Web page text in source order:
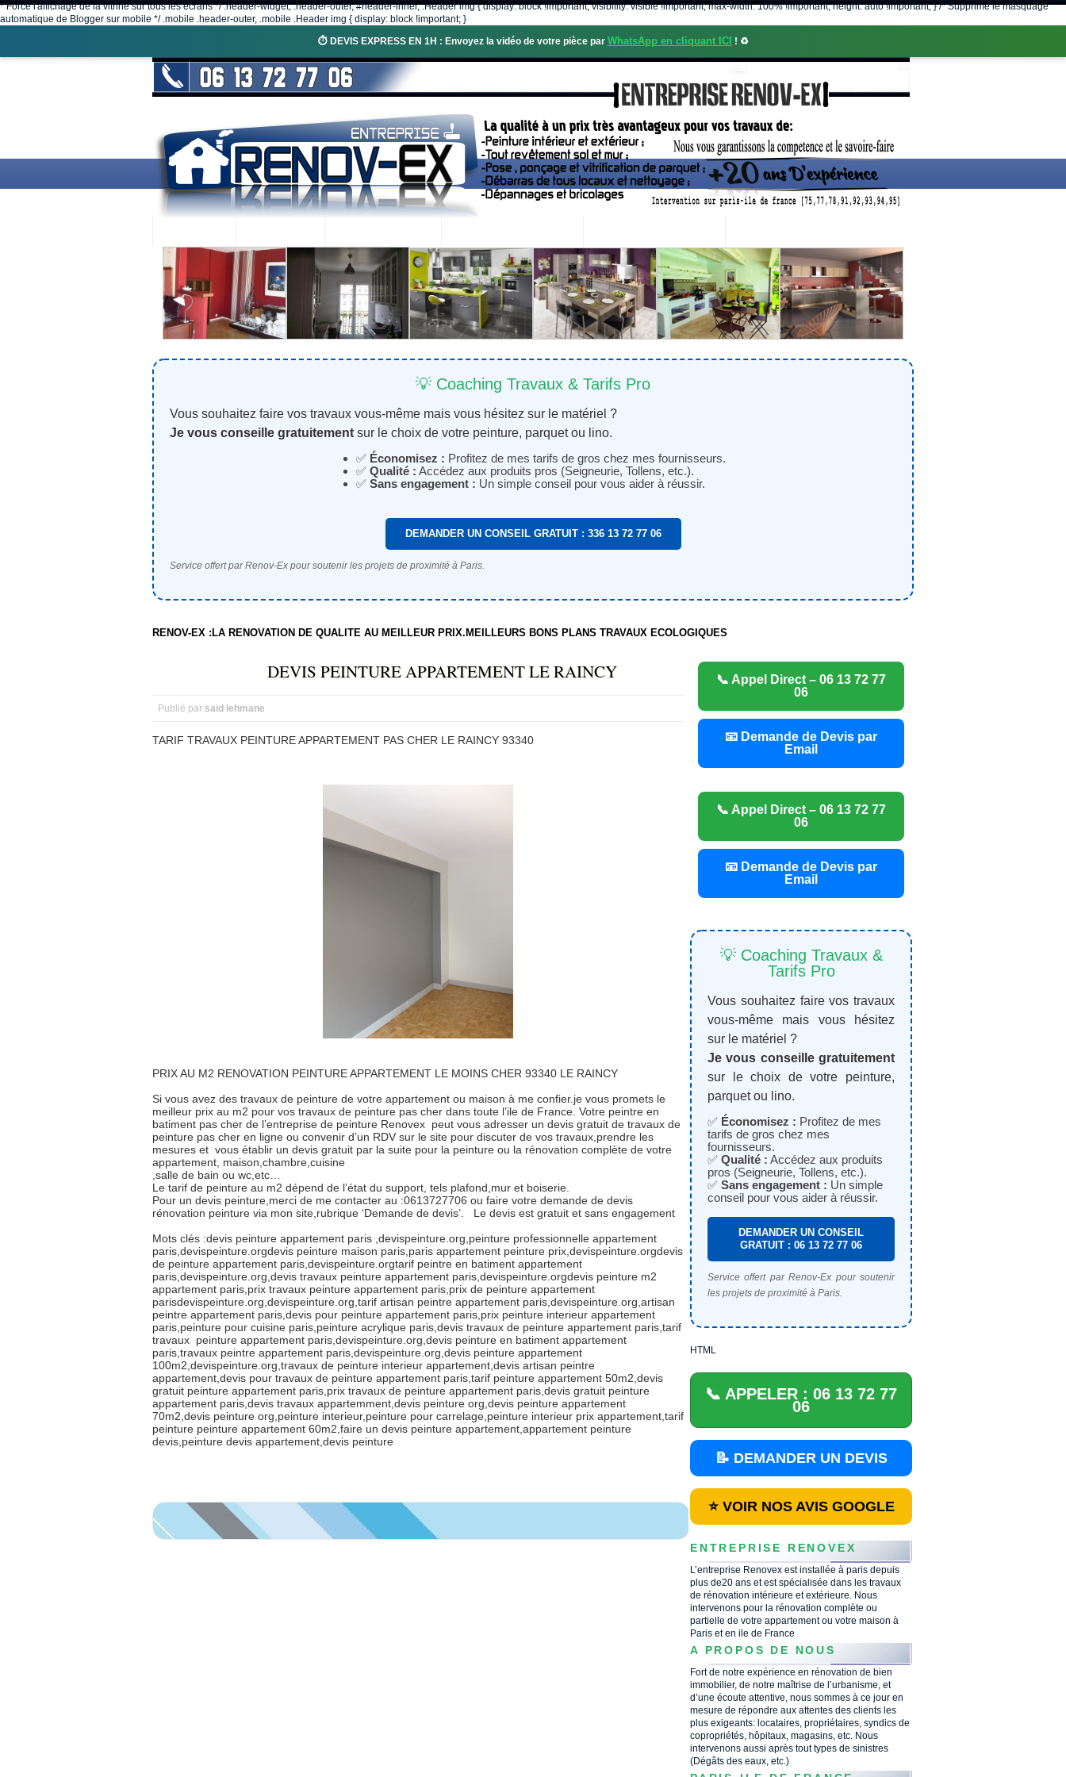
* Force l'affichage de la vitrine sur tous les écrans */ .header-widget, .header-outer, #header-inner, .Header img { display: block !important; visibility: visible !important; max-width: 100% !important; height: auto !important; } /* Supprime le masquage
automatique de Blogger sur mobile */ .mobile .header-outer, .mobile .Header img { display: block !important; }
⏱️ DEVIS EXPRESS EN 1H : Envoyez la vidéo de votre pièce par WhatsApp en cliquant ICI ! ♻️
💡 Coaching Travaux & Tarifs Pro
Vous souhaitez faire vos travaux vous-même mais vous hésitez sur le matériel ?
Je vous conseille gratuitement sur le choix de votre peinture, parquet ou lino.
✅ Économisez : Profitez de mes tarifs de gros chez mes fournisseurs.
✅ Qualité : Accédez aux produits pros (Seigneurie, Tollens, etc.).
✅ Sans engagement : Un simple conseil pour vous aider à réussir.
DEMANDER UN CONSEIL GRATUIT : 336 13 72 77 06
Service offert par Renov-Ex pour soutenir les projets de proximité à Paris.
RENOV-EX :LA RENOVATION DE QUALITE AU MEILLEUR PRIX.MEILLEURS BONS PLANS TRAVAUX ECOLOGIQUES
DEVIS PEINTURE APPARTEMENT LE RAINCY
Publié par said lehmane
TARIF TRAVAUX PEINTURE APPARTEMENT PAS CHER LE RAINCY 93340
PRIX AU M2 RENOVATION PEINTURE APPARTEMENT LE MOINS CHER 93340 LE RAINCY
Si vous avez des travaux de peinture de votre appartement ou maison à me confier.je vous promets le
meilleur prix au m2 pour vos travaux de peinture pas cher dans toute l’ile de France. Votre peintre en
batiment pas cher de l’entreprise de peinture Renovex peut vous adresser un devis gratuit de travaux de
peinture pas cher en ligne ou convenir d’un RDV sur le site pour discuter de vos travaux,prendre les
mesures et vous établir un devis gratuit par la suite pour la peinture ou la rénovation complète de votre
appartement, maison,chambre,cuisine
,salle de bain ou wc,etc…
Le tarif de peinture au m2 dépend de l’état du support, tels plafond,mur et boiserie.
Pour un devis peinture,merci de me contacter au :0613727706 ou faire votre demande de devis
rénovation peinture via mon site,rubrique ‘Demande de devis’. Le devis est gratuit et sans engagement
Mots clés :devis peinture appartement paris ,devispeinture.org,peinture professionnelle appartement
paris,devispeinture.orgdevis peinture maison paris,paris appartement peinture prix,devispeinture.orgdevis
de peinture appartement paris,devispeinture.orgtarif peintre en batiment appartement
paris,devispeinture.org,devis travaux peinture appartement paris,devispeinture.orgdevis peinture m2
appartement paris,prix travaux peinture appartement paris,prix de peinture appartement
parisdevispeinture.org,devispeinture.org,tarif artisan peintre appartement paris,devispeinture.org,artisan
peintre appartement paris,devis pour peinture appartement paris,prix peinture interieur appartement
paris,peinture pour cuisine paris,peinture acrylique paris,devis travaux de peinture appartement paris,tarif
travaux peinture appartement paris,devispeinture.org,devis peinture en batiment appartement
paris,travaux peintre appartement paris,devispeinture.org,devis peinture appartement
100m2,devispeinture.org,travaux de peinture interieur appartement,devis artisan peintre
appartement,devis pour travaux de peinture appartement paris,tarif peinture appartement 50m2,devis
gratuit peinture appartement paris,prix travaux de peinture appartement paris,devis gratuit peinture
appartement paris,devis travaux appartemment,devis peinture org,devis peinture appartement
70m2,devis peinture org,peinture interieur,peinture pour carrelage,peinture interieur prix appartement,tarif
peinture peinture appartement 60m2,faire un devis peinture appartement,appartement peinture
devis,peinture devis appartement,devis peinture
📞 Appel Direct – 06 13 72 77
06
📧 Demande de Devis par
Email
📞 Appel Direct – 06 13 72 77
06
📧 Demande de Devis par
Email
💡 Coaching Travaux &
Tarifs Pro
Vous souhaitez faire vos travaux
vous-même mais vous hésitez
sur le matériel ?
Je vous conseille gratuitement
sur le choix de votre peinture,
parquet ou lino.
✅ Économisez : Profitez de mes
tarifs de gros chez mes
fournisseurs.
✅ Qualité : Accédez aux produits
pros (Seigneurie, Tollens, etc.).
✅ Sans engagement : Un simple
conseil pour vous aider à réussir.
DEMANDER UN CONSEIL
GRATUIT : 06 13 72 77 06
Service offert par Renov-Ex pour soutenir
les projets de proximité à Paris.
HTML
📞 APPELER : 06 13 72 77
06
📝 DEMANDER UN DEVIS
⭐ VOIR NOS AVIS GOOGLE
ENTREPRISE RENOVEX
L’entreprise Renovex est installée à paris depuis
plus de20 ans et est spécialisée dans les travaux
de rénovation intérieure et extérieure. Nous
intervenons pour la rénovation complète ou
partielle de votre appartement ou votre maison à
Paris et en ile de France
A PROPOS DE NOUS
Fort de notre expérience en rénovation de bien
immobilier, de notre maîtrise de l’urbanisme, et
d’une écoute attentive, nous sommes à ce jour en
mesure de répondre aux attentes des clients les
plus exigeants: locataires, propriétaires, syndics de
copropriétés, hôpitaux, magasins, etc. Nous
intervenons aussi après tout types de sinistres
(Dégâts des eaux, etc.)